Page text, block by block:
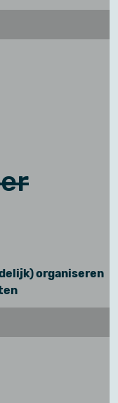
organiseren